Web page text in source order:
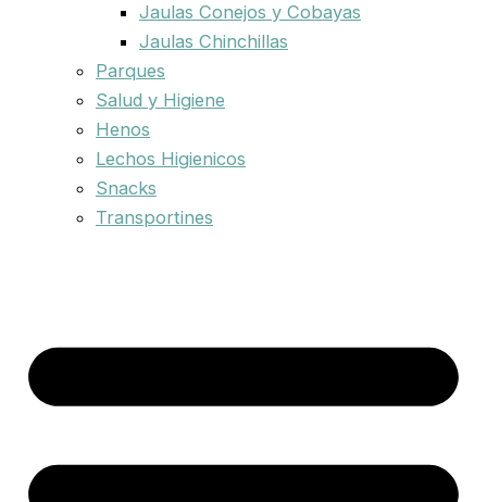
Jaulas Conejos y Cobayas
Jaulas Chinchillas
Parques
Salud y Higiene
Henos
Lechos Higienicos
Snacks
Transportines